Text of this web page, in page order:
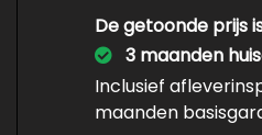
Lichtmetalen velgen
Metaalkleur
Panoramadak
De getoonde prijs
3 maanden
Inclusief
maanden